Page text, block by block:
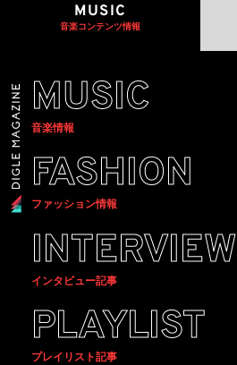
MUSIC
音楽コンテンツ情報
MUSIC
音楽情報
FASHION
ファッション情報
INTERVIEW
インタビュー記事
PLAYLIST
プレイリスト記事